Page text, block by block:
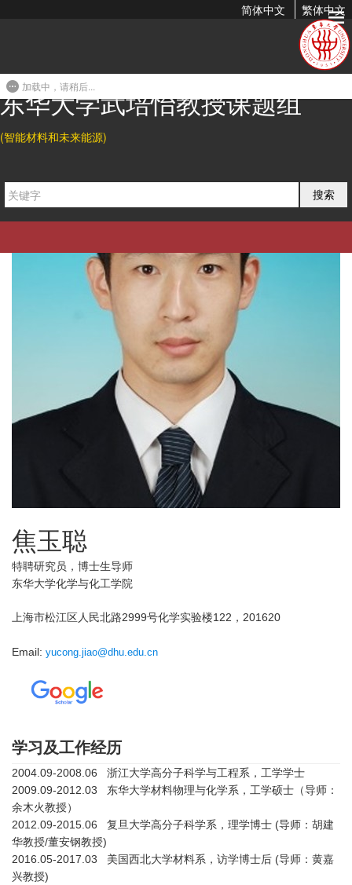
简体中文 繁体中文
东华大学武培怡教授课题组
(智能材料和未来能源)
搜索
焦玉聪
特聘研究员，博士生导师
东华大学化学与化工学院
上海市松江区人民北路2999号化学实验楼122，201620
Email: yucong.jiao@dhu.edu.cn
学习及工作经历
2004.09-2008.06 浙江大学高分子科学与工程系，工学学士
2009.09-2012.03 东华大学材料物理与化学系，工学硕士（导师：
余木火教授）
2012.09-2015.06 复旦大学高分子科学系，理学博士 (导师：胡建
华教授/董安钢教授)
2016.05-2017.03 美国西北大学材料系，访学博士后 (导师：黄嘉
兴教授)
加载中，请稍后...